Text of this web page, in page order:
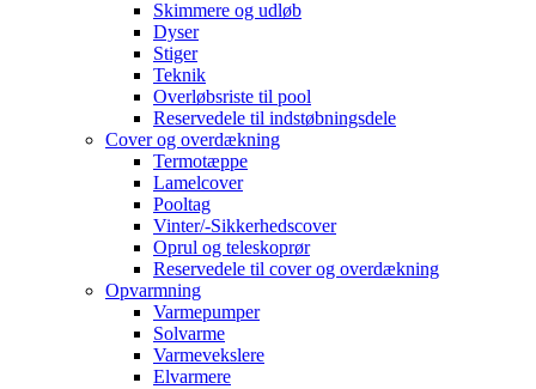
Skimmere og udløb
Dyser
Stiger
Teknik
Overløbsriste til pool
Reservedele til indstøbningsdele
Cover og overdækning
Termotæppe
Lamelcover
Pooltag
Vinter/-Sikkerhedscover
Oprul og teleskoprør
Reservedele til cover og overdækning
Opvarmning
Varmepumper
Solvarme
Varmevekslere
Elvarmere